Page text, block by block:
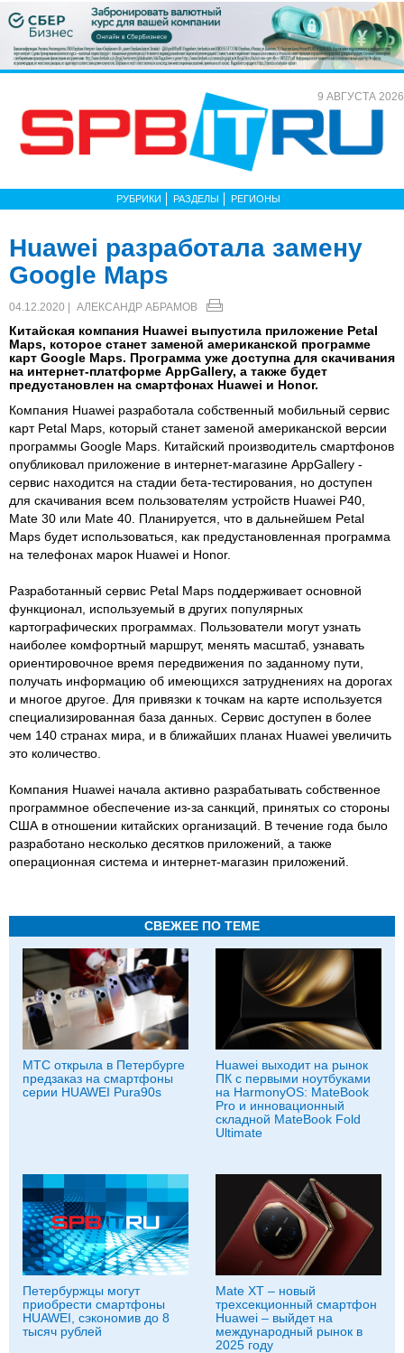
9 АВГУСТА 2026
РУБРИКИ РАЗДЕЛЫ РЕГИОНЫ
Huawei разработала замену
Google Maps
04.12.2020 | АЛЕКСАНДР АБРАМОВ
Китайская компания Huawei выпустила приложение Petal
Maps, которое станет заменой американской программе
карт Google Maps. Программа уже доступна для скачивания
на интернет-платформе AppGallery, а также будет
предустановлен на смартфонах Huawei и Honor.
Компания Huawei разработала собственный мобильный сервис
карт Petal Maps, который станет заменой американской версии
программы Google Maps. Китайский производитель смартфонов
опубликовал приложение в интернет-магазине AppGallery -
сервис находится на стадии бета-тестирования, но доступен
для скачивания всем пользователям устройств Huawei P40,
Mate 30 или Mate 40. Планируется, что в дальнейшем Petal
Maps будет использоваться, как предустановленная программа
на телефонах марок Huawei и Honor.
Разработанный сервис Petal Maps поддерживает основной
функционал, используемый в других популярных
картографических программах. Пользователи могут узнать
наиболее комфортный маршрут, менять масштаб, узнавать
ориентировочное время передвижения по заданному пути,
получать информацию об имеющихся затруднениях на дорогах
и многое другое. Для привязки к точкам на карте используется
специализированная база данных. Сервис доступен в более
чем 140 странах мира, и в ближайших планах Huawei увеличить
это количество.
Компания Huawei начала активно разрабатывать собственное
программное обеспечение из-за санкций, принятых со стороны
США в отношении китайских организаций. В течение года было
разработано несколько десятков приложений, а также
операционная система и интернет-магазин приложений.
СВЕЖЕЕ ПО ТЕМЕ
МТС открыла в Петербурге
предзаказ на смартфоны
серии HUAWEI Pura90s
Huawei выходит на рынок
ПК с первыми ноутбуками
на HarmonyOS: MateBook
Pro и инновационный
складной MateBook Fold
Ultimate
Петербуржцы могут
приобрести смартфоны
HUAWEI, сэкономив до 8
тысяч рублей
Mate XT – новый
трехсекционный смартфон
Huawei – выйдет на
международный рынок в
2025 году